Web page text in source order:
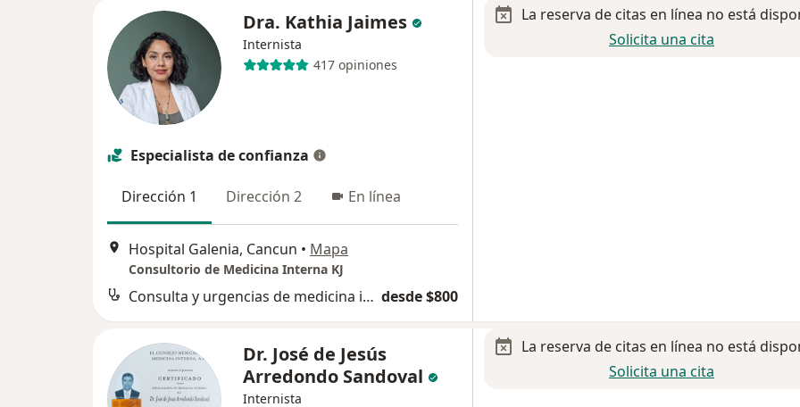
Dra. Kathia Jaimes
Internista
417 opiniones
Especialista de confianza
Dirección 1 Dirección 2 En línea
Hospital Galenia, Cancun • Mapa
Consultorio de Medicina Interna KJ
Consulta y urgencias de medicina interna desde $800
La reserva de citas en línea no está
Solicita una cita
Dr. José de Jesús
Arredondo Sandoval
Internista
La reserva de citas en línea no está
Solicita una cita